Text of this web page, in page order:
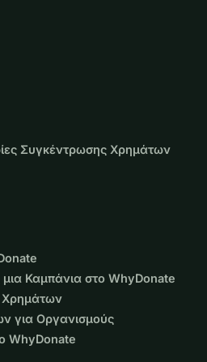
Συγκέντρωσης Χρημάτων
Καμπάνια στο WhyDonate
Χρημάτων
για Οργανισμούς
WhyDonate